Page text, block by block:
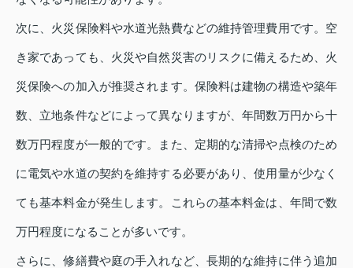
次に、火災保険料や水道光熱費などの維持管理費用です。空
き家であっても、火災や自然災害のリスクに備えるため、火
災保険への加入が推奨されます。保険料は建物の構造や築年
数、立地条件などによって異なりますが、年間数万円から十
数万円程度が一般的です。また、定期的な清掃や点検のため
に電気や水道の契約を維持する必要があり、使用量が少なく
ても基本料金が発生します。これらの基本料金は、年間で数
万円程度になることが多いです。
さらに、修繕費や庭の手入れなど、長期的な維持に伴う追加